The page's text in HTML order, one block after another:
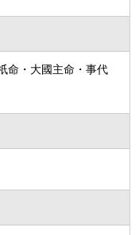
命・大國主命・事代